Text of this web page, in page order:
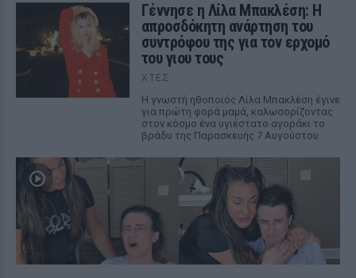
Γέννησε η Λίλα Μπακλέση: Η
απροσδόκητη ανάρτηση του
συντρόφου της για τον ερχομό
του γιου τους
ΧΤΕΣ
Η γνωστή ηθοποιός Λίλα Μπακλέση έγινε
για πρώτη φορά μαμά, καλωσορίζοντας
στον κόσμο ένα υγιέστατο αγοράκι το
βράδυ της Παρασκευής 7 Αυγούστου.